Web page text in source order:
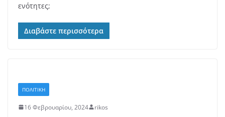
ενότητες;
Διαβάστε περισσότερα
ΠΟΛΙΤΙΚΗ
16 Φεβρουαρίου, 2024 rikos